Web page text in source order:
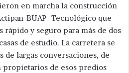
en marcha la construcción
BUAP- Tecnológico que
y seguro para más de dos
de estudio. La carretera se
de largas conversaciones, de
propietarios de esos predios